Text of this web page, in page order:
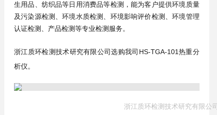
生用品、纺织品等日用消费品等检测，能为客户提供环境质量
及污染源检测、环境水质检测、环境影响评价检测、环境管理
认证检测、产品检测等专业检测服务。
浙江质环检测技术研究有限公司选购我司HS-TGA-101热重分
析仪。
浙江质环检测技术研究有限公